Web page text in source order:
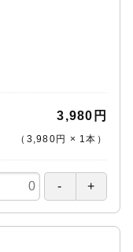
3,980円
（ 3,980円 × 1本 ）